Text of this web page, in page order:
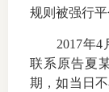
规则被强行
2017年4
联系原告夏
期，如当日